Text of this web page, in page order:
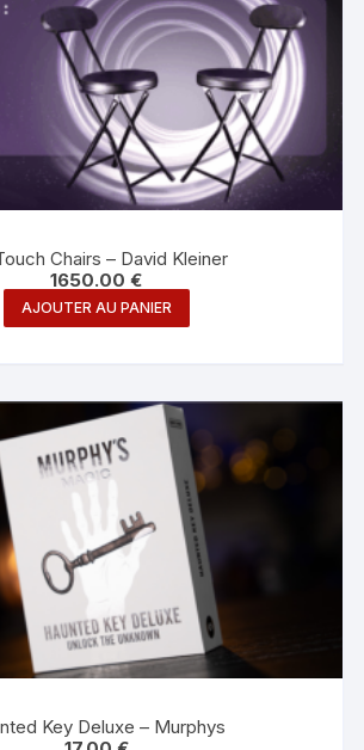
Chairs – David Kleiner
1650.00€
AJOUTER AU PANIER
Key Deluxe – Murphys